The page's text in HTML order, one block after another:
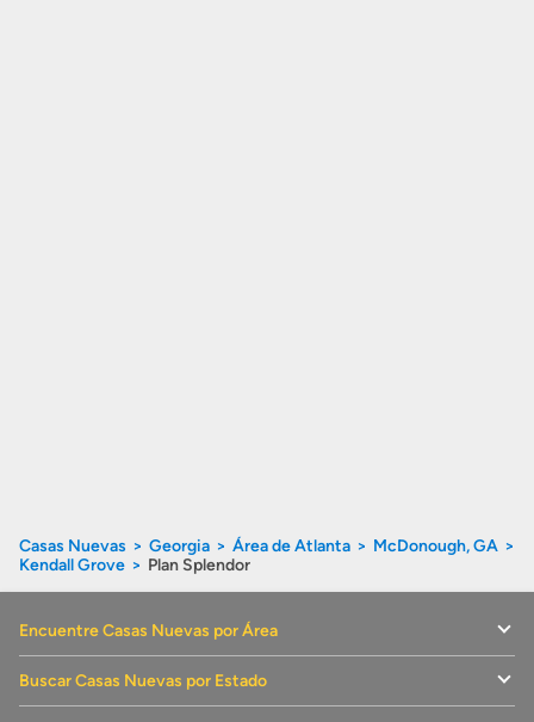
Casas Nuevas Georgia Área de Atlanta
McDonough, GA
Kendall Grove
Plan Splendor
Encuentre Casas Nuevas por Área
Buscar Casas Nuevas por Estado